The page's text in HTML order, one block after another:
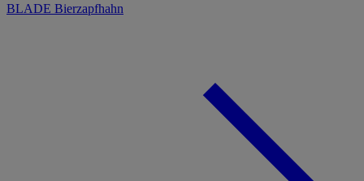
BLADE Bierzapfhahn